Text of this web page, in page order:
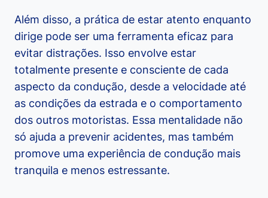
Além disso, a prática de estar atento enquanto
dirige pode ser uma ferramenta eficaz para
evitar distrações. Isso envolve estar
totalmente presente e consciente de cada
aspecto da condução, desde a velocidade até
as condições da estrada e o comportamento
dos outros motoristas. Essa mentalidade não
só ajuda a prevenir acidentes, mas também
promove uma experiência de condução mais
tranquila e menos estressante.